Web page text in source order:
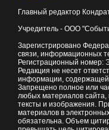
Главный редактор
Учредитель - ООО
Зарегистрировано
связи, информационных
Регистрационный
Редакция не несет
информации,
Запрещено полное или
любых материалов сайта,
тексты и изображения.
материалов в
обязательна. Объем